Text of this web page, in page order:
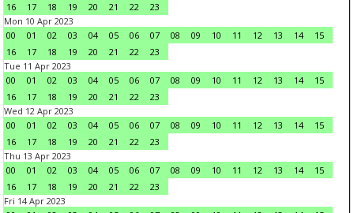
16
17 18 19 20 21 22
23
Mon 10 Apr 2023
00
01 02 03 04 05 06 07 08 09 10 11 12 13 14
15
16
17 18 19 20 21 22
23
Tue 11 Apr 2023
00
01 02 03 04 05 06 07 08 09 10 11 12 13 14
15
16
17 18 19 20 21 22
23
Wed 12 Apr 2023
00
01 02 03 04 05 06 07 08 09 10 11 12 13 14
15
16
17 18 19 20 21 22
23
Thu 13 Apr 2023
00
01 02 03 04 05 06 07 08 09 10 11 12 13 14
15
16
17 18 19 20 21 22
23
Fri 14 Apr 2023